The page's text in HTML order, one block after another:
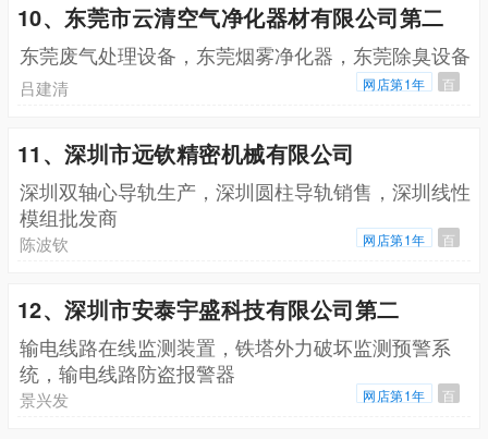
10、东莞市云清空气净化器材有限公司第二
东莞废气处理设备，东莞烟雾净化器，东莞除臭设备
吕建清 网店第1年 百
11、深圳市远钦精密机械有限公司
深圳双轴心导轨生产，深圳圆柱导轨销售，深圳线性
模组批发商
陈波钦 网店第1年 百
12、深圳市安泰宇盛科技有限公司第二
输电线路在线监测装置，铁塔外力破坏监测预警系
统，输电线路防盗报警器
景兴发 网店第1年 百